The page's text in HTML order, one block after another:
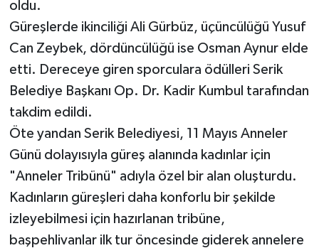
oldu.
Güreşlerde ikinciliği Ali Gürbüz, üçüncülüğü Yusuf
Can Zeybek, dördüncülüğü ise Osman Aynur elde
etti. Dereceye giren sporculara ödülleri Serik
Belediye Başkanı Op. Dr. Kadir Kumbul tarafından
takdim edildi.
Öte yandan Serik Belediyesi, 11 Mayıs Anneler
Günü dolayısıyla güreş alanında kadınlar için
"Anneler Tribünü" adıyla özel bir alan oluşturdu.
Kadınların güreşleri daha konforlu bir şekilde
izleyebilmesi için hazırlanan tribüne,
başpehlivanlar ilk tur öncesinde giderek annelere
Televizyon
Turizm